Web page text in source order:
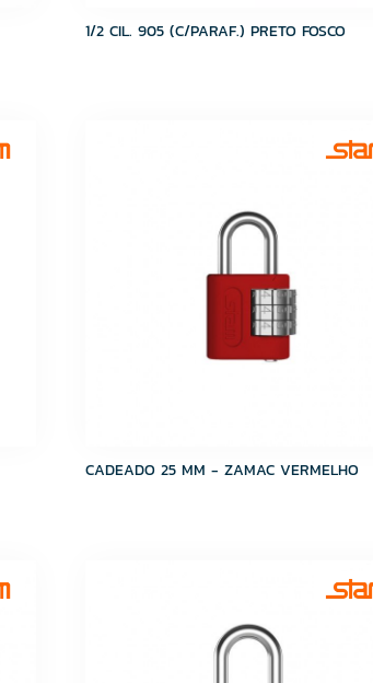
1/2 CIL. 905 (C/PARAF.) PRETO FOSCO
CADEADO 25 MM - ZAMAC VERMELHO